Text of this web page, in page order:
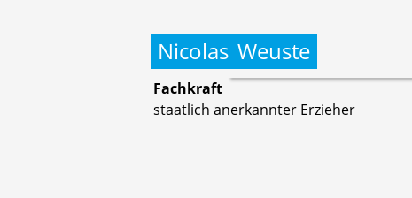
Nicolas Weuste
Fachkraft
staatlich anerkannter Erzieher